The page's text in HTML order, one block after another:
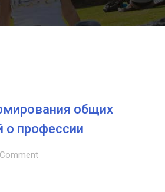
общих
о профессии
Comment